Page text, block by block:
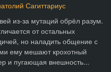
Сагиттариус
из‑за мутаций обрёл разум.
от остальных
но наладить общение с
ему мешают крохотный
и пугающая внешность...